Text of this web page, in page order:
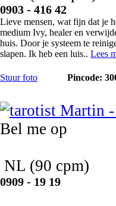
0903 - 416 42
Lieve mensen, wat fijn dat je
medium Ivy, healer en
huis. Door je systeem te
slapen. Ik heb een luis.. Lees
Stuur foto Pincode:
Bel me op
NL (90 cpm)
0909 - 19 19